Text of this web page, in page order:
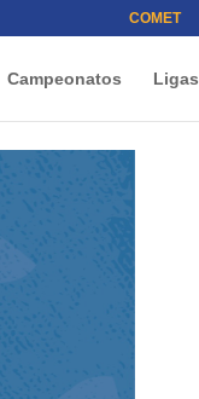
COMET
Campeonatos Ligas